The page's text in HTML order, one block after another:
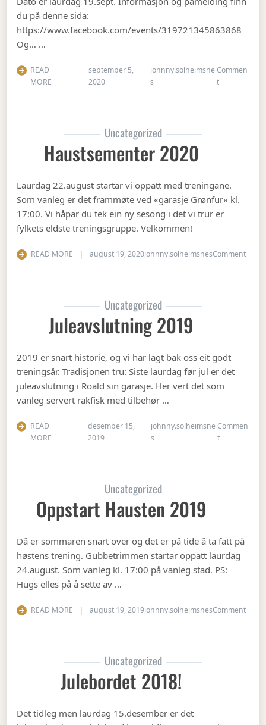
du på denne sida:
https://www.facebook.com/events/319721345863868
Og… …
READ
MORE
september 5,
2020
johnny.solheimsne
s
Commen
ton Gubbetur
Uncategorized
Haustsementer 2020
Laurdag 22.august startar vi oppatt med treningane.
Som vanleg er det frammøte ved «garasje Grønfur» kl.
17:00. Vi håpar du tek ein ny sesong i det vi trur er
fylkets eldste treningsgruppe. Velkommen!
READ MORE august 19, 2020johnny.solheimsnesCommenton
Uncategorized
Juleavslutning 2019
2019 er snart historie, og vi har lagt bak oss eit godt
treningsår. Tradisjonen tru: Siste laurdag før jul er det
juleavslutning i Roald sin garasje. Her vert det som
vanleg servert rakfisk med tilbehør …
READ
MORE
desember 15,
2019
johnny.solheimsne
s
Commen
ton
Uncategorized
Oppstart Hausten 2019
Då er sommaren snart over og det er på tide å ta fatt på
høstens trening. Gubbetrimmen startar oppatt laurdag
24.august. Som vanleg kl. 17:00 på vanleg stad. PS:
Hugs elles på å sette av …
READ MORE august 19, 2019johnny.solheimsnesCommenton
Uncategorized
Julebordet 2018!
Det tidleg men laurdag 15.desember er det